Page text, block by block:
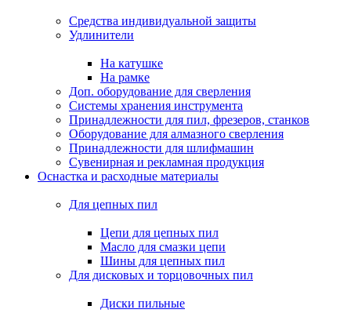
Средства индивидуальной защиты
Удлинители
На катушке
На рамке
Доп. оборудование для сверления
Системы хранения инструмента
Принадлежности для пил, фрезеров, станков
Оборудование для алмазного сверления
Принадлежности для шлифмашин
Сувенирная и рекламная продукция
Оснастка и расходные материалы
Для цепных пил
Цепи для цепных пил
Масло для смазки цепи
Шины для цепных пил
Для дисковых и торцовочных пил
Диски пильные